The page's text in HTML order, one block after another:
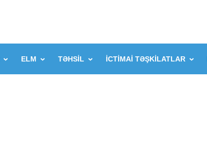
ELM TƏHSİL İCTİMAİ TƏŞKİLATLAR